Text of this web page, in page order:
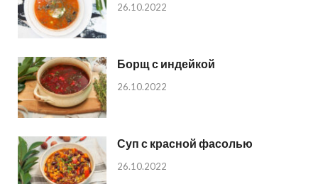
26.10.2022
Борщ с индейкой
26.10.2022
Суп с красной фасолью
26.10.2022